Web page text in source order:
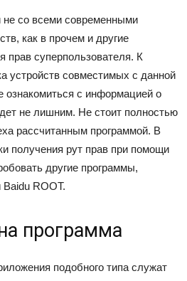
не со всеми современными
как в прочем и другие
прав суперпользователя. К
устройств совместимых с данной
ознакомиться с информацией о
не лишним. Не стоит полностью
рассчитанным программой. В
получения рут прав при помощи
другие программы,
ROOT.
программа
подобного типа служат